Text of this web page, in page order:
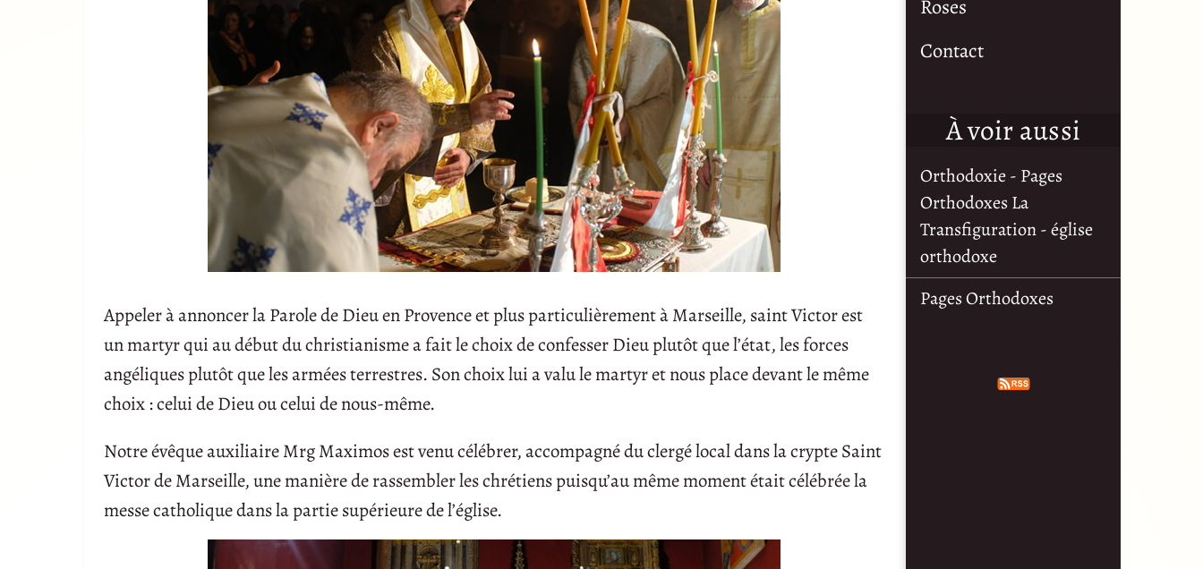
Appeler à annoncer la Parole de Dieu en Provence et plus particulièrement à Marseille, saint Victor est
un martyr qui au début du christianisme a fait le choix de confesser Dieu plutôt que l’état, les forces
angéliques plutôt que les armées terrestres. Son choix lui a valu le martyr et nous place devant le même
choix : celui de Dieu ou celui de nous-même.
Notre évêque auxiliaire Mrg Maximos est venu célébrer, accompagné du clergé local dans la crypte Saint
Victor de Marseille, une manière de rassembler les chrétiens puisqu’au même moment était célébrée la
messe catholique dans la partie supérieure de l’église.
Roses
Contact
À voir aussi
Orthodoxie - Pages
Orthodoxes La
Transfiguration - église
orthodoxe
Pages Orthodoxes